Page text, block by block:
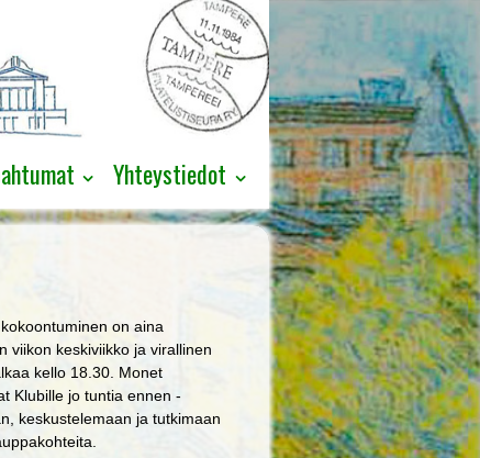
Yhteystiedot
on aina
viikon keskiviikko ja virallinen
kello 18.30. Monet
Klubille jo tuntia ennen -
keskustelemaan ja tutkimaan